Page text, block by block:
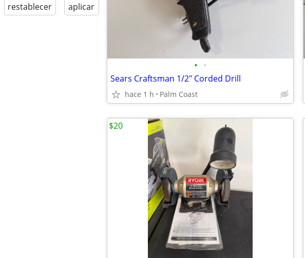
restablecer aplicar
• •
Sears Craftsman 1/2" Corded Drill
hace 1 h Palm Coast
$20